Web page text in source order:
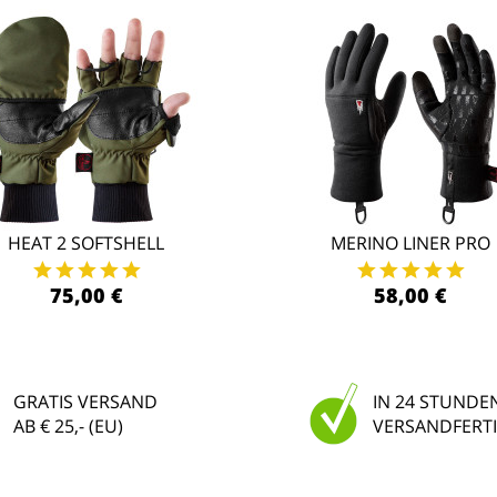
HEAT 2 SOFTSHELL
75,00 €
MERINO LINER PRO
58,00 €
GRATIS VERSAND
AB € 25,- (EU)
IN 24